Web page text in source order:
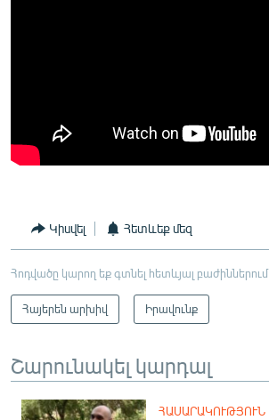
Կիսվել Հետևեք մեզ
Հոդվածը կարող եք գտնել հետևյալ բաժիններում
Հայերեն արխիվ Իրավունք
Շարունակել կարդալ
ՀԱՍԱՐԱԿՈՒԹՅՈՒՆ